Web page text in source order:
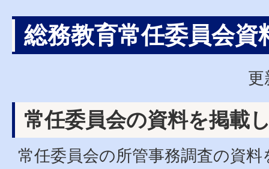
総務教育常任委員会資
更
常任委員会の資料を掲載
常任委員会の所管事務調査の資